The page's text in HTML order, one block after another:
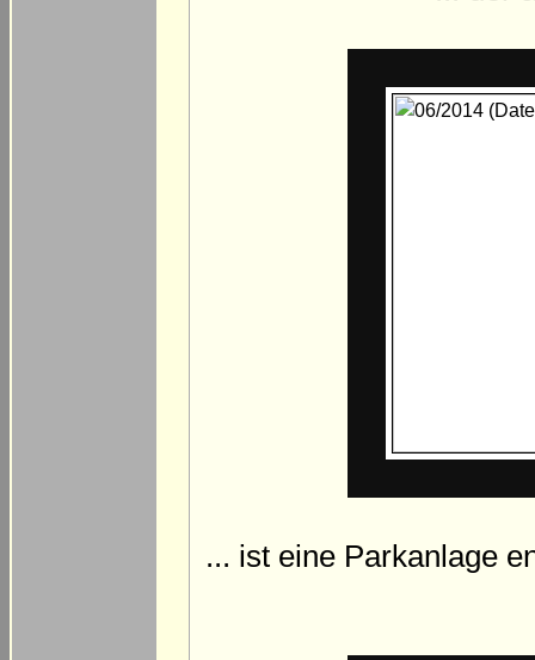
... ist eine Parkanlage